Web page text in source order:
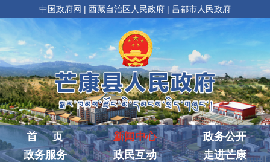
中国政府网 | 西藏自治区人民政府 | 昌都市人民政府
首 页 新闻中心
政务公开
政务服务
政民互动 走进芒康